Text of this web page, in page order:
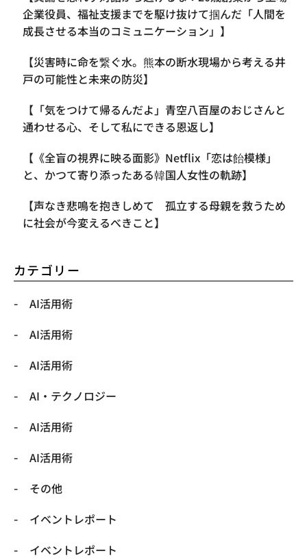
企業役員、福祉支援までを駆け抜けて掴んだ「人間を
成長させる本当のコミュニケーション」】
【災害時に命を繋ぐ水。熊本の断水現場から考える井
戸の可能性と未来の防災】
【「気をつけて帰るんだよ」青空八百屋のおじさんと
通わせる心、そして私にできる恩返し】
【《全盲の視界に映る面影》Netflix「恋は飴模様」
と、かつて寄り添ったある韓国人女性の軌跡】
【声なき悲鳴を抱きしめて 孤立する母親を救うため
に社会が今変えるべきこと】
カテゴリー
AI活用術
AI活用術
AI活用術
​AI・テクノロジー
​AI活用術
​AI活用術
​その他
​イベントレポート
​イベントレポート